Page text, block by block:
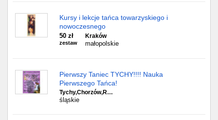
Kursy i lekcje tańca towarzyskiego i
nowoczesnego
50 zł
zestaw
Kraków
małopolskie
Pierwszy Taniec TYCHY!!!! Nauka
Pierwszego Tańca!
Tychy,Chorzów,R…
śląskie